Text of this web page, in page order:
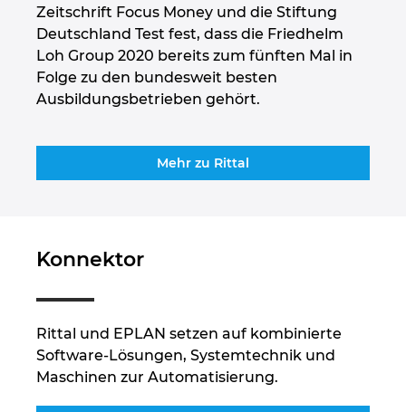
Zeitschrift Focus Money und die Stiftung
Deutschland Test fest, dass die Friedhelm
Loh Group 2020 bereits zum fünften Mal in
Folge zu den bundesweit besten
Ausbildungsbetrieben gehört.
Mehr zu Rittal
Konnektor
Rittal und EPLAN setzen auf kombinierte
Software-Lösungen, Systemtechnik und
Maschinen zur Automatisierung.
Slowakei
Slowenien
Spanien
Thailand
Tschechische Republik
Türkei
Ukraine